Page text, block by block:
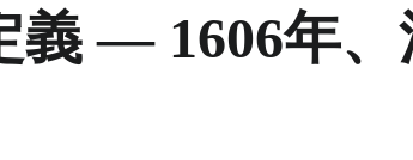
義 ― 1606年